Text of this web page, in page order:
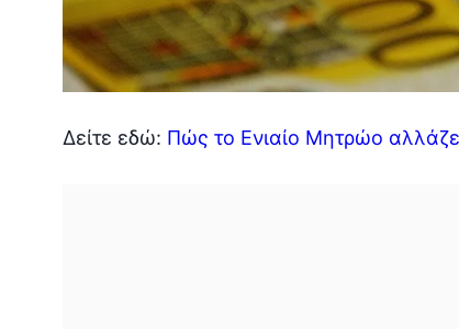
Δείτε εδώ: Πώς το Ενιαίο Μητρώο